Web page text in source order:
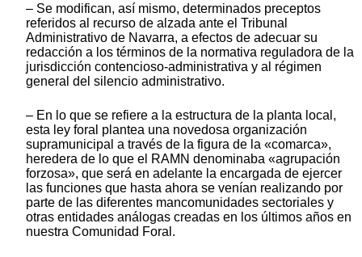
– Se modifican, así mismo, determinados preceptos
referidos al recurso de alzada ante el Tribunal
Administrativo de Navarra, a efectos de adecuar su
redacción a los términos de la normativa reguladora de la
jurisdicción contencioso-administrativa y al régimen
general del silencio administrativo.
– En lo que se refiere a la estructura de la planta local,
esta ley foral plantea una novedosa organización
supramunicipal a través de la figura de la «comarca»,
heredera de lo que el RAMN denominaba «agrupación
forzosa», que será en adelante la encargada de ejercer
las funciones que hasta ahora se venían realizando por
parte de las diferentes mancomunidades sectoriales y
otras entidades análogas creadas en los últimos años en
nuestra Comunidad Foral.